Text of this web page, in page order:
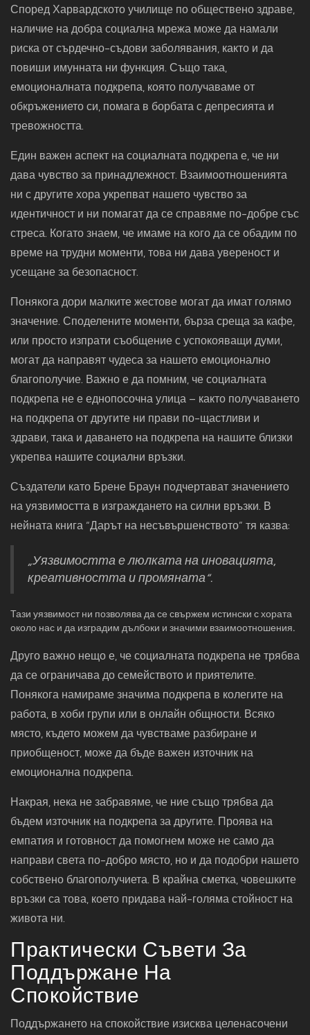
Според Харвардското училище по обществено здраве,
наличие на добра социална мрежа може да намали
риска от сърдечно-съдови заболявания, както и да
повиши имунната ни функция. Също така,
емоционалната подкрепа, която получаваме от
обкръжението си, помага в борбата с депресията и
тревожността.
Един важен аспект на социалната подкрепа е, че ни
дава чувство за принадлежност. Взаимоотношенията
ни с другите хора укрепват нашето чувство за
идентичност и ни помагат да се справяме по-добре със
стреса. Когато знаем, че имаме на кого да се обадим по
време на трудни моменти, това ни дава увереност и
усещане за безопасност.
Понякога дори малките жестове могат да имат голямо
значение. Споделените моменти, бърза среща за кафе,
или просто изпрати съобщение с успокояващи думи,
могат да направят чудеса за нашето емоционално
благополучие. Важно е да помним, че социалната
подкрепа не е еднопосочна улица – както получаването
на подкрепа от другите ни прави по-щастливи и
здрави, така и даването на подкрепа на нашите близки
укрепва нашите социални връзки.
Създатели като Брене Браун подчертават значението
на уязвимостта в изграждането на силни връзки. В
нейната книга “Дарът на несъвършенството” тя казва:
„Уязвимостта е люлката на иновацията,
креативността и промяната“.
Тази уязвимост ни позволява да се свържем истински с хората
около нас и да изградим дълбоки и значими взаимоотношения.
Друго важно нещо е, че социалната подкрепа не трябва
да се ограничава до семейството и приятелите.
Понякога намираме значима подкрепа в колегите на
работа, в хоби групи или в онлайн общности. Всяко
място, където можем да чувстваме разбиране и
приобщеност, може да бъде важен източник на
емоционална подкрепа.
Накрая, нека не забравяме, че ние също трябва да
бъдем източник на подкрепа за другите. Проява на
емпатия и готовност да помогнем може не само да
направи света по-добро място, но и да подобри нашето
собствено благополучиета. В крайна сметка, човешките
връзки са това, което придава най-голяма стойност на
живота ни.
Практически Съвети За
Поддържане На
Спокойствие
Поддържането на спокойствие изисква целенасочени